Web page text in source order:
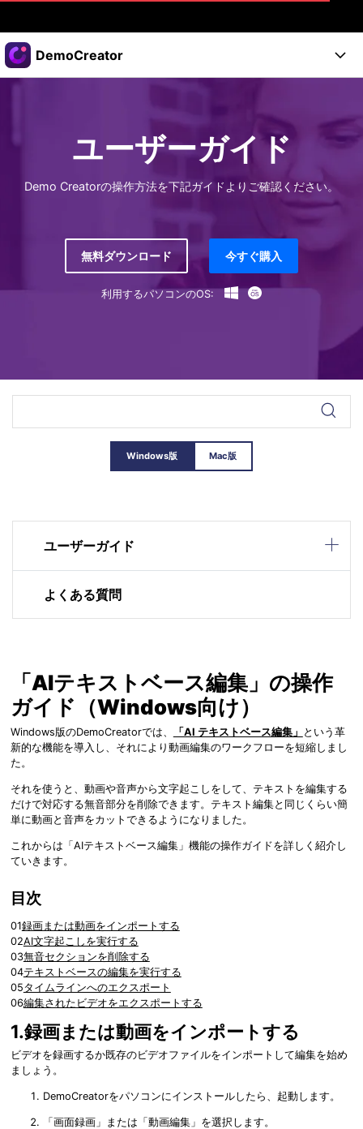
製品
AIGCサービス
ソリューション
DemoCreator
活用法
DemoCreatorのユーザー層
オンラインで
ユーザーガイド
Demo Creatorの操作方法を下記ガイドよりご確認ください。
無料ダウンロード 今すぐ購入
利用するパソコンのOS:
Windows版 Mac版
ユーザーガイド
よくある質問
「AIテキストベース編集」の操作
ガイド（Windows向け）
Windows版のDemoCreatorでは、 「AI テキストベース編集」 という革
新的な機能を導入し、それにより動画編集のワークフローを短縮しまし
た。
それを使うと、動画や音声から文字起こしをして、テキストを編集する
だけで対応する無音部分を削除できます。テキスト編集と同じくらい簡
単に動画と音声をカットできるようになりました。
これからは「AIテキストベース編集」機能の操作ガイドを詳しく紹介し
ていきます。
目次
01録画または動画をインポートする
02AI文字起こしを実行する
03無音セクションを削除する
04テキストベースの編集を実行する
05タイムラインへのエクスポート
06編集されたビデオをエクスポートする
1.録画または動画をインポートする
ビデオを録画するか既存のビデオファイルをインポートして編集を始め
ましょう。
DemoCreatorをパソコンにインストールしたら、起動します。
「画面録画」または「動画編集」を選択します。